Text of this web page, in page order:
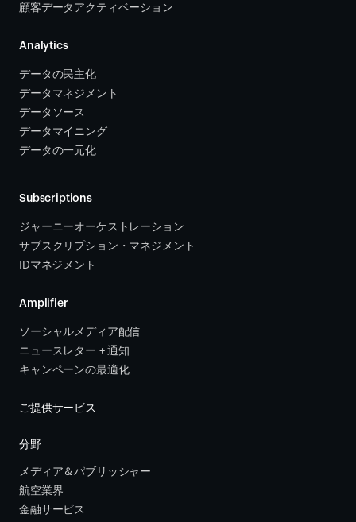
顧客データアクティベーション
Analytics
データの民主化
データマネジメント
データソース
データマイニング
データの一元化
Subscriptions
ジャーニーオーケストレーション
サブスクリプション・マネジメント
IDマネジメント
Amplifier
ソーシャルメディア配信
ニュースレター + 通知
キャンペーンの最適化
ご提供サービス
分野
メディア＆パブリッシャー
航空業界
金融サービス